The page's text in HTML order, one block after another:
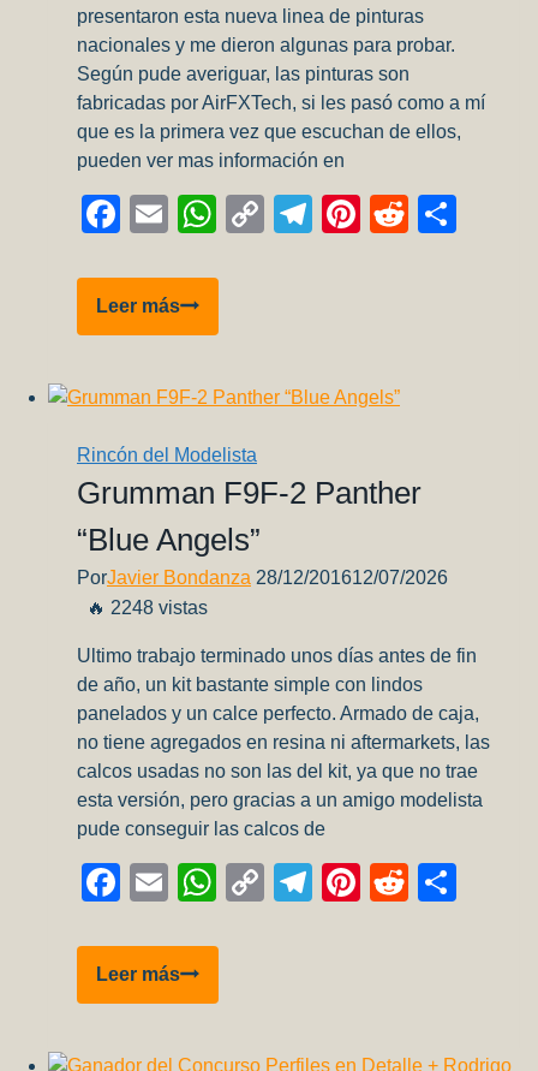
presentaron esta nueva linea de pinturas
nacionales y me dieron algunas para probar.
Según pude averiguar, las pinturas son
fabricadas por AirFXTech, si les pasó como a mí
que es la primera vez que escuchan de ellos,
pueden ver mas información en
Facebook
EmailWhatsApp
CopyTelegram
Pinterest
Reddit
Leer másProbamos
las
War
Rincón del Modelista
Grumman F9F-2 Panther
“Blue Angels”
PorJavier Bondanza 28/12/201612/07/2026
🔥 2248 vistas
Ultimo trabajo terminado unos días antes de fin
de año, un kit bastante simple con lindos
panelados y un calce perfecto. Armado de caja,
no tiene agregados en resina ni aftermarkets, las
calcos usadas no son las del kit, ya que no trae
esta versión, pero gracias a un amigo modelista
pude conseguir las calcos de
Facebook
EmailWhatsApp
CopyTelegram
Pinterest
Reddit
Leer másGrumman
F9F-
Panther